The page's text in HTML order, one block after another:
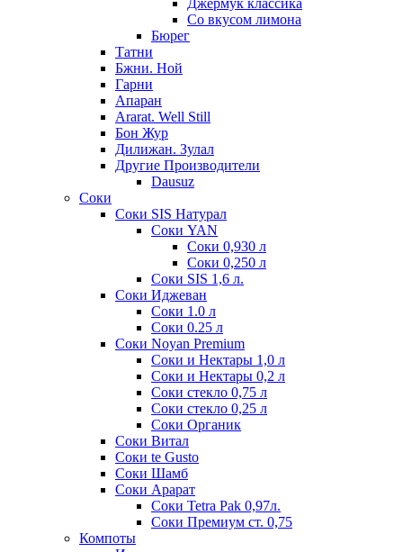
Джермук классика
Со вкусом лимона
Бюрег
Татни
Бжни. Ной
Гарни
Апаран
Ararat. Well Still
Бон Жур
Дилижан. Зулал
Другие Производители
Dausuz
Соки
Соки SIS Натурал
Соки YAN
Соки 0,930 л
Соки 0,250 л
Соки SIS 1,6 л.
Соки Иджеван
Соки 1.0 л
Соки 0.25 л
Соки Noyan Premium
Соки и Нектары 1,0 л
Соки и Нектары 0,2 л
Соки стекло 0,75 л
Соки стекло 0,25 л
Соки Органик
Соки Витал
Соки te Gusto
Соки Шамб
Соки Арарат
Соки Tetra Pak 0,97л.
Соки Премиум ст. 0,75
Компоты